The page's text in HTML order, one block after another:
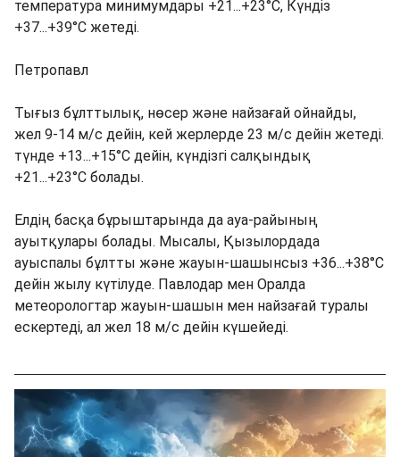
температура минимумдары +21...+23°C, Күндіз
+37...+39°C жетеді.
Петропавл
Тығыз бұлттылық, нөсер және найзағай ойнайды,
жел 9-14 м/с дейін, кей жерлерде 23 м/с дейін жетеді.
түнде +13...+15°C дейін, күндізгі салқындық
+21...+23°C болады.
Елдің басқа бұрыштарында да ауа-райының
ауытқулары болады. Мысалы, Қызылордада
ауыспалы бұлтты және жауын-шашынсыз +36...+38°C
дейін жылу күтілуде. Павлодар мен Оралда
метеорологтар жауын-шашын мен найзағай туралы
ескертеді, ал жел 18 м/с дейін күшейеді.